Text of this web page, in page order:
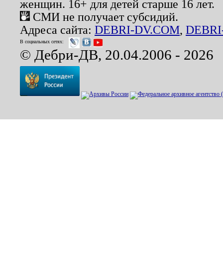
женщин. 16+ для детей старше 16 лет.
СМИ не получает субсидий.
Адреса сайта: DEBRI-DV.COM,
В социальных сетях:
© Дебри-ДВ, 20.04.2006 - 2026